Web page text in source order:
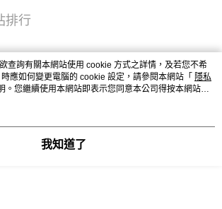
排行
查詢有關本網站使用 cookie 方式之詳情，及若您不希
應如何變更電腦的 cookie 設定，請參閱本網站「 隱私
。您繼續使用本網站即表示您同意本公司得按本網站使
cookie。
我知道了